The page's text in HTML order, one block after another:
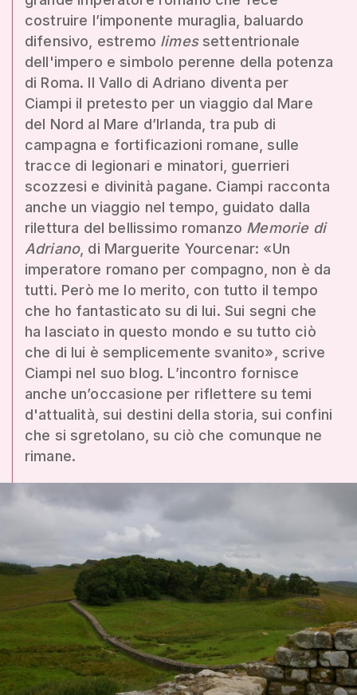
costruire l’imponente muraglia, baluardo
difensivo, estremo limessettentrionale
dell'impero e simbolo perenne della potenza
di Roma. Il Vallo di Adriano diventa per
Ciampi il pretesto per un viaggio dal Mare
del Nord al Mare d’Irlanda, tra pub di
campagna e fortificazioni romane, sulle
tracce di legionari e minatori, guerrieri
scozzesi e divinità pagane. Ciampi racconta
anche un viaggio nel tempo, guidato dalla
rilettura del bellissimo romanzo Memorie di
Adriano, di Marguerite Yourcenar: «Un
imperatore romano per compagno, non è da
tutti. Però me lo merito, con tutto il tempo
che ho fantasticato su di lui. Sui segni che
ha lasciato in questo mondo e su tutto ciò
che di lui è semplicemente svanito», scrive
Ciampi nel suo blog. L’incontro fornisce
anche un’occasione per riflettere su temi
d'attualità, sui destini della storia, sui confini
che si sgretolano, su ciò che comunque ne
rimane.